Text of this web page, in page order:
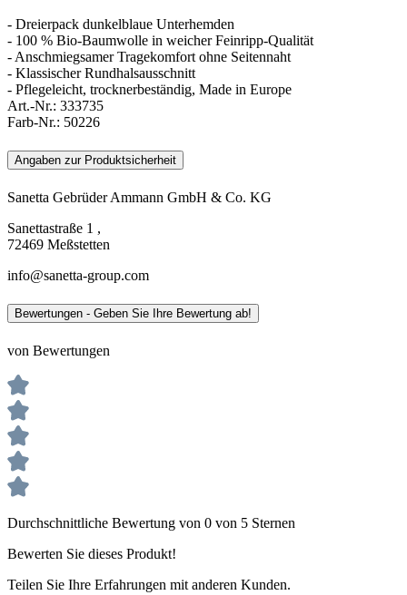
- Dreierpack dunkelblaue Unterhemden
- 100 % Bio-Baumwolle in weicher Feinripp-Qualität
- Anschmiegsamer Tragekomfort ohne Seitennaht
- Klassischer Rundhalsausschnitt
- Pflegeleicht, trocknerbeständig, Made in Europe
Art.-Nr.: 333735
Farb-Nr.: 50226
Angaben zur Produktsicherheit
Sanetta Gebrüder Ammann GmbH & Co. KG
Sanettastraße 1 ,
72469 Meßstetten
info@sanetta-group.com
Bewertungen - Geben Sie Ihre Bewertung ab!
von Bewertungen
Durchschnittliche Bewertung von 0 von 5 Sternen
Bewerten Sie dieses Produkt!
Teilen Sie Ihre Erfahrungen mit anderen Kunden.